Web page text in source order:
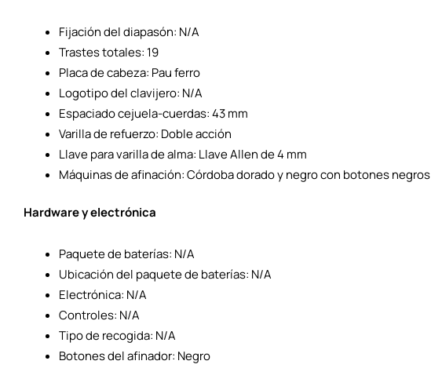
Fijación del diapasón: N/A
Trastes totales: 19
Placa de cabeza: Pau ferro
Logotipo del clavijero: N/A
Espaciado cejuela-cuerdas: 43 mm
Varilla de refuerzo: Doble acción
Llave para varilla de alma: Llave Allen de 4 mm
Máquinas de afinación: Córdoba dorado y negro con botones negros
Hardware y electrónica
Paquete de baterías: N/A
Ubicación del paquete de baterías: N/A
Electrónica: N/A
Controles: N/A
Tipo de recogida: N/A
Botones del afinador: Negro